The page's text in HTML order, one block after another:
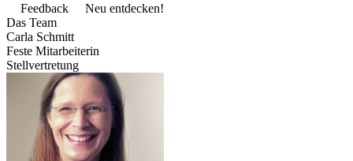
Feedback
Neu entdecken!
Das Team
Carla Schmitt
Feste Mitarbeiterin
Stellvertretung